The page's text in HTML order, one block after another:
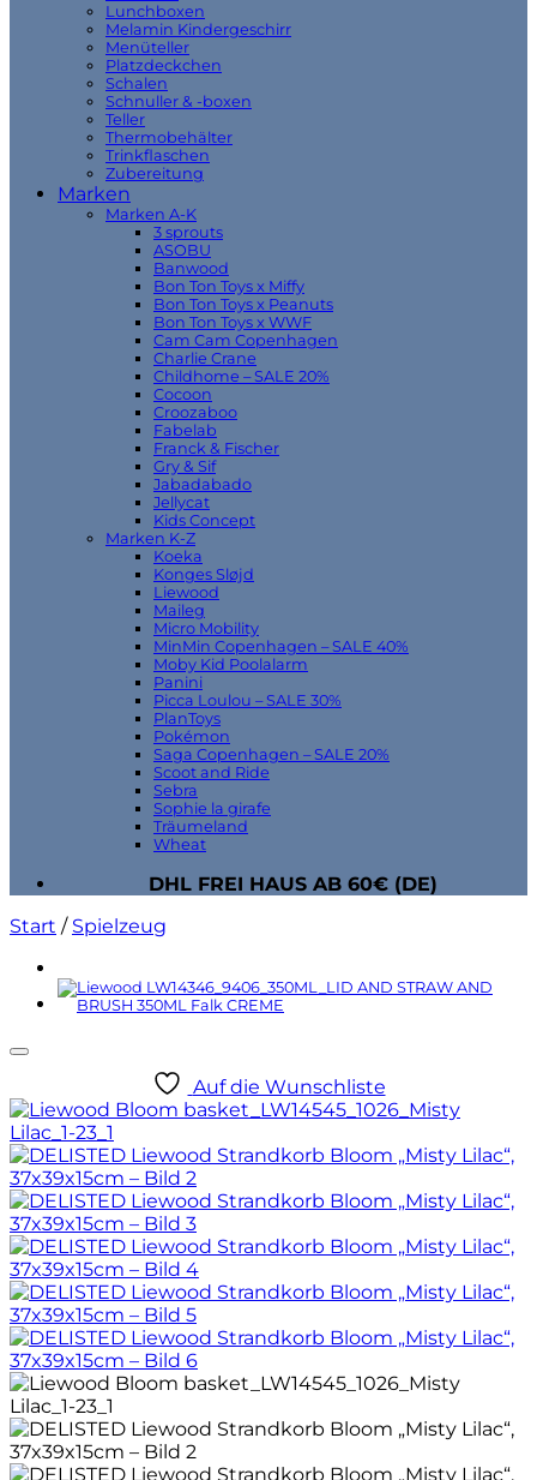
Lunchboxen
Melamin Kindergeschirr
Menüteller
Platzdeckchen
Schalen
Schnuller & -boxen
Teller
Thermobehälter
Trinkflaschen
Zubereitung
Marken
Marken A-K
3 sprouts
ASOBU
Banwood
Bon Ton Toys x Miffy
Bon Ton Toys x Peanuts
Bon Ton Toys x WWF
Cam Cam Copenhagen
Charlie Crane
Childhome – SALE 20%
Cocoon
Croozaboo
Fabelab
Franck & Fischer
Gry & Sif
Jabadabado
Jellycat
Kids Concept
Marken K-Z
Koeka
Konges Sløjd
Liewood
Maileg
Micro Mobility
MinMin Copenhagen – SALE 40%
Moby Kid Poolalarm
Panini
Picca Loulou – SALE 30%
PlanToys
Pokémon
Saga Copenhagen – SALE 20%
Scoot and Ride
Sebra
Sophie la girafe
Träumeland
Wheat
DHL FREI HAUS AB 60€ (DE)
Start / Spielzeug
Auf die Wunschliste